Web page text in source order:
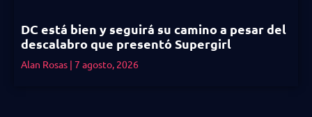
DC está bien y seguirá su camino a pesar del
descalabro que presentó Supergirl
Alan Rosas 7 agosto, 2026